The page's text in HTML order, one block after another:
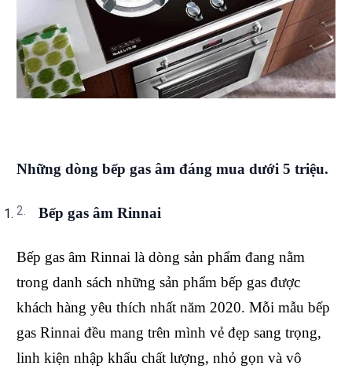
Những dòng bếp gas âm đáng mua dưới 5 triệu.
Bếp gas âm Rinnai
Bếp gas âm Rinnai là dòng sản phẩm đang nằm
trong danh sách những sản phẩm bếp gas được
khách hàng yêu thích nhất năm 2020. Mỗi mẫu bếp
gas Rinnai đều mang trên mình vẻ đẹp sang trọng,
linh kiện nhập khẩu chất lượng, nhỏ gọn và vô